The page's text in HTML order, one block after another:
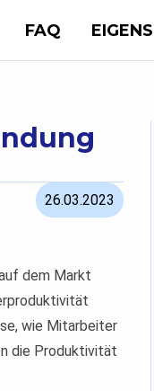
FAQ
26.03.2023
dem Markt
wie Mitarbeiter
die Produktivität